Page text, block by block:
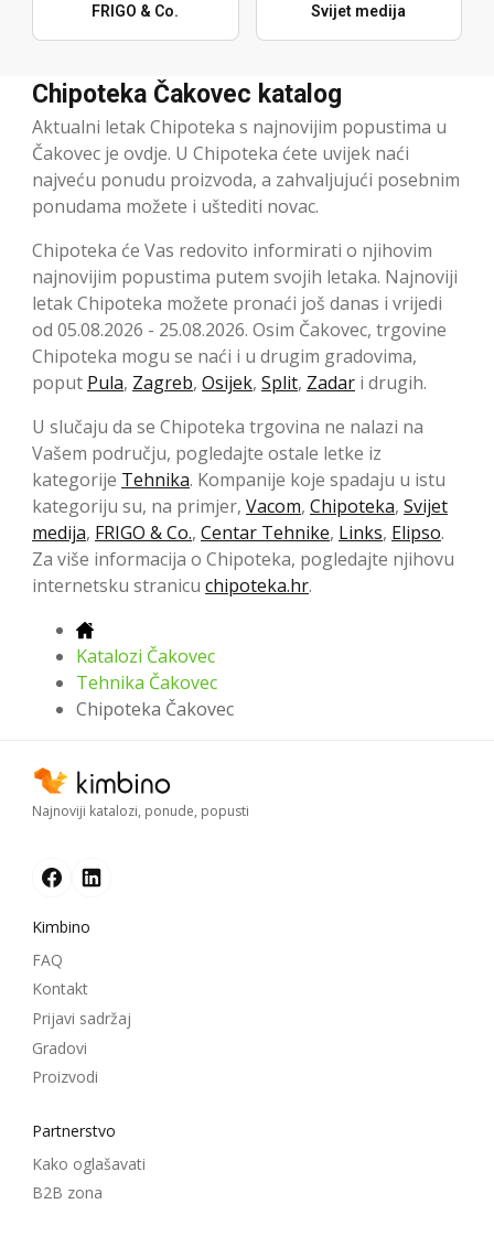
FRIGO & Co. Svijet medija
Chipoteka Čakovec katalog
Aktualni letak Chipoteka s najnovijim popustima u
Čakovec je ovdje. U Chipoteka ćete uvijek naći
najveću ponudu proizvoda, a zahvaljujući posebnim
ponudama možete i uštediti novac.
Chipoteka će Vas redovito informirati o njihovim
najnovijim popustima putem svojih letaka. Najnoviji
letak Chipoteka možete pronaći još danas i vrijedi
od 05.08.2026 - 25.08.2026. Osim Čakovec, trgovine
Chipoteka mogu se naći i u drugim gradovima,
poput Pula, Zagreb, Osijek, Split, Zadar i drugih.
U slučaju da se Chipoteka trgovina ne nalazi na
Vašem području, pogledajte ostale letke iz
kategorije Tehnika. Kompanije koje spadaju u istu
kategoriju su, na primjer, Vacom, Chipoteka, Svijet
medija, FRIGO & Co., Centar Tehnike, Links, Elipso.
Za više informacija o Chipoteka, pogledajte njihovu
internetsku stranicu chipoteka.hr.
Katalozi Čakovec
Tehnika Čakovec
Chipoteka Čakovec
Najnoviji katalozi, ponude, popusti
Kimbino
FAQ
Kontakt
Prijavi sadržaj
Gradovi
Proizvodi
Partnerstvo
Kako oglašavati
B2B zona